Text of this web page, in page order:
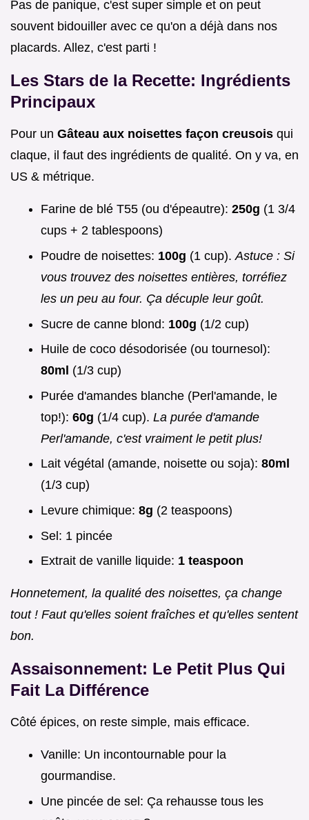
Pas de panique, c'est super simple et on peut
souvent bidouiller avec ce qu'on a déjà dans nos
placards. Allez, c'est parti !
Les Stars de la Recette: Ingrédients
Principaux
Pour un Gâteau aux noisettes façon creusois qui
claque, il faut des ingrédients de qualité. On y va, en
US & métrique.
Farine de blé T55 (ou d'épeautre): 250g (1 3/4
cups + 2 tablespoons)
Poudre de noisettes: 100g (1 cup). Astuce : Si
vous trouvez des noisettes entières, torréfiez
les un peu au four. Ça décuple leur goût.
Sucre de canne blond: 100g (1/2 cup)
Huile de coco désodorisée (ou tournesol):
80ml (1/3 cup)
Purée d'amandes blanche (Perl'amande, le
top!): 60g (1/4 cup). La purée d'amande
Perl'amande, c'est vraiment le petit plus!
Lait végétal (amande, noisette ou soja): 80ml
(1/3 cup)
Levure chimique: 8g (2 teaspoons)
Sel: 1 pincée
Extrait de vanille liquide: 1 teaspoon
Honnetement, la qualité des noisettes, ça change
tout ! Faut qu'elles soient fraîches et qu'elles sentent
bon.
Assaisonnement: Le Petit Plus Qui
Fait La Différence
Côté épices, on reste simple, mais efficace.
Vanille: Un incontournable pour la
gourmandise.
Une pincée de sel: Ça rehausse tous les